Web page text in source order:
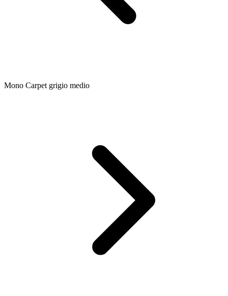
Mono Carpet grigio medio